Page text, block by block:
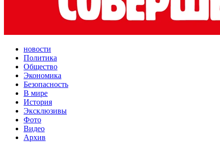
новости
Политика
Общество
Экономика
Безопасность
В мире
История
Эксклюзивы
Фото
Видео
Архив